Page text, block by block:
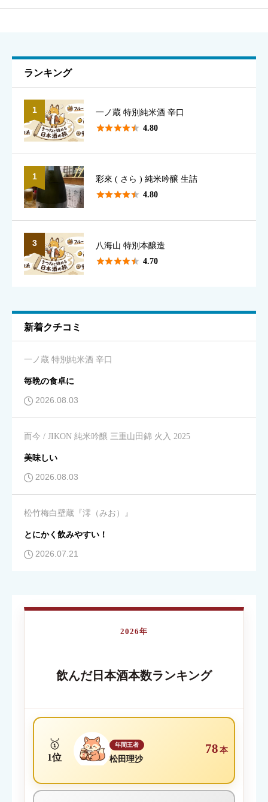
表示名として使用されます（本名でなくて構いません）
香り

味のわかりやすさ
キレ 必須
星の数をお選びください
飲みやすさ 必須
星の数をお選びください
コスパ 必須
ランキング
1 一ノ蔵 特別純米酒 辛口
 4.80
1 彩來 ( さら ) 純米吟醸 生詰
 4.80
3 八海山 特別本醸造
 4.70
新着クチコミ
一ノ蔵 特別純米酒 辛口
毎晩の食卓に
2026.08.03
而今 / JIKON 純米吟醸 三重山田錦 火入 2025
美味しい
2026.08.03
松竹梅白壁蔵『澪（みお）』
とにかく飲みやすい！
2026.07.21
2026年
飲んだ日本酒本数ランキング
🥇
1位
年間王者
松田理沙
78 本